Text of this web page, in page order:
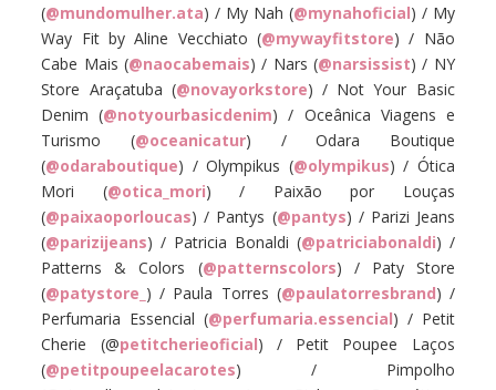
(@mundomulher.ata) / My Nah (@mynahoficial) / My
Way Fit by Aline Vecchiato (@mywayfitstore) / Não
Cabe Mais (@naocabemais) / Nars (@narsissist) / NY
Store Araçatuba (@novayorkstore) / Not Your Basic
Denim (@notyourbasicdenim) / Oceânica Viagens e
Turismo (@oceanicatur) / Odara Boutique
(@odaraboutique) / Olympikus (@olympikus) / Ótica
Mori (@otica_mori) / Paixão por Louças
(@paixaoporloucas) / Pantys (@pantys) / Parizi Jeans
(@parizijeans) / Patricia Bonaldi (@patriciabonaldi) /
Patterns & Colors (@patternscolors) / Paty Store
(@patystore_ ) / Paula Torres (@paulatorresbrand) /
Perfumaria Essencial (@perfumaria.essencial) / Petit
Cherie (@petitcherieoficial) / Petit Poupee Laços
(@petitpoupeelacarotes) / Pimpolho